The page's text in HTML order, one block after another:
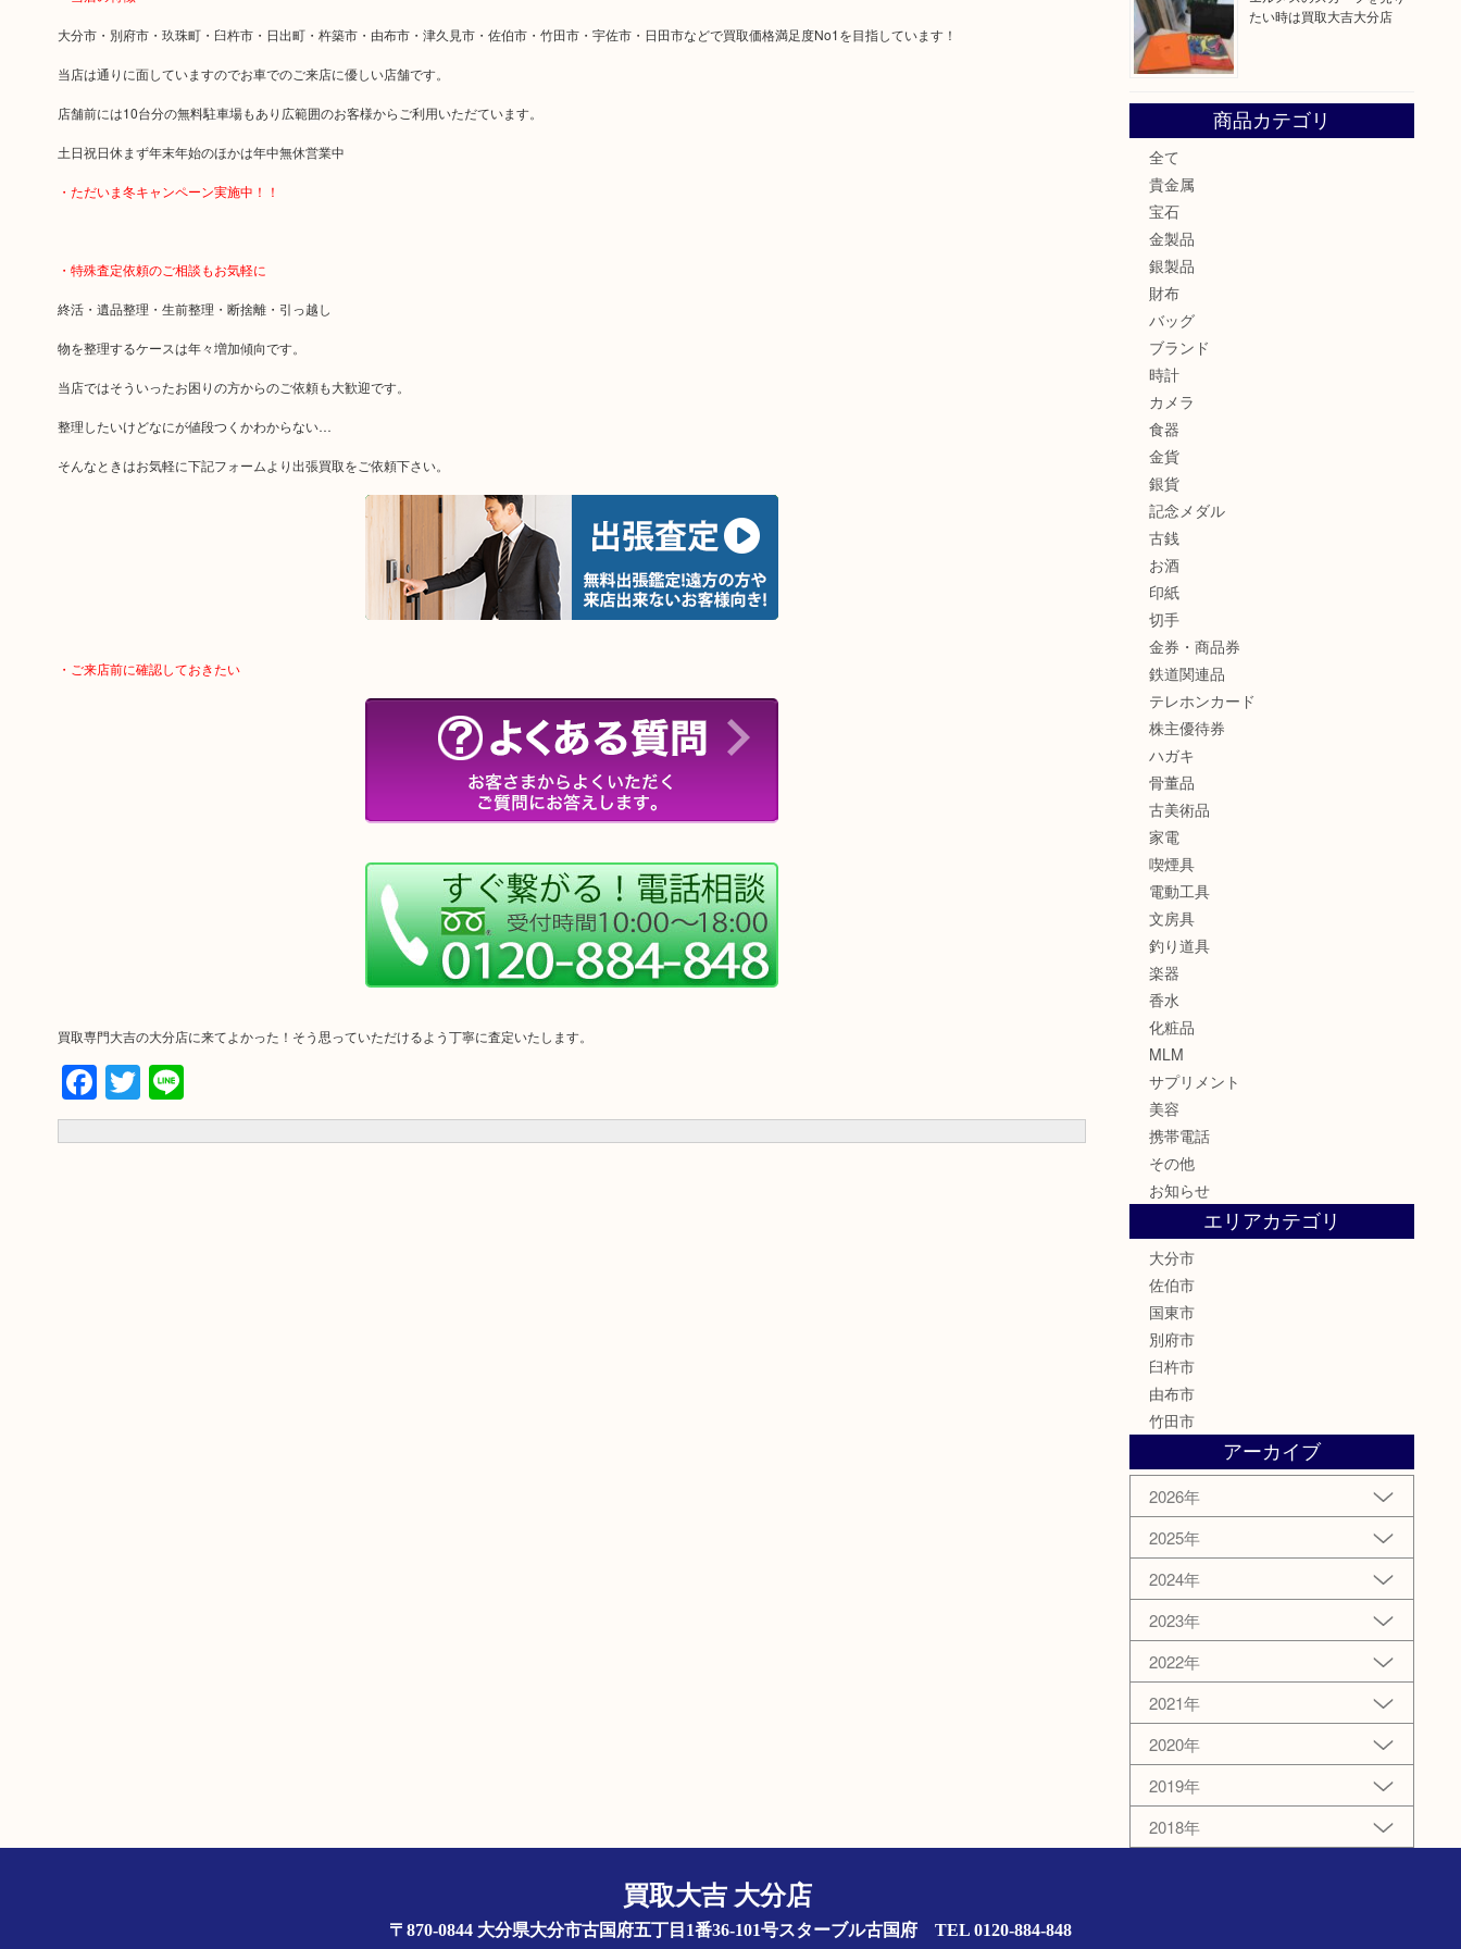
大分市・別府市・玖珠町・臼杵市・日出町・杵築市・由布市・津久見市・佐伯市・竹田市・宇佐市・日田市などで買取価格満足度No1を目指しています！
当店は通りに面していますのでお車でのご来店に優しい店舗です。
店舗前には10台分の無料駐車場もあり広範囲のお客様からご利用いただています。
土日祝日休まず年末年始のほかは年中無休営業中
・ただいま冬キャンペーン実施中！！
・特殊査定依頼のご相談もお気軽に
終活・遺品整理・生前整理・断捨離・引っ越し
物を整理するケースは年々増加傾向です。
当店ではそういったお困りの方からのご依頼も大歓迎です。
整理したいけどなにが値段つくかわからない…
そんなときはお気軽に下記フォームより出張買取をご依頼下さい。
・ご来店前に確認しておきたい
買取専門大吉の大分店に来てよかった！そう思っていただけるよう丁寧に査定いたします。
Facebook
Twitter
Line
たい時は買取大吉大分店
商品カテゴリ
全て
貴金属
宝石
金製品
銀製品
財布
バッグ
ブランド
時計
カメラ
食器
金貨
銀貨
記念メダル
古銭
お酒
印紙
切手
金券・商品券
鉄道関連品
テレホンカード
株主優待券
ハガキ
骨董品
古美術品
家電
喫煙具
電動工具
文房具
釣り道具
楽器
香水
化粧品
MLM
サプリメント
美容
携帯電話
その他
お知らせ
エリアカテゴリ
大分市
佐伯市
国東市
別府市
臼杵市
由布市
竹田市
アーカイブ
2026年
2025年
2024年
2023年
2022年
2021年
2020年
2019年
2018年
買取大吉 大分店
〒870-0844 大分県大分市古国府五丁目1番36-101号スターブル古国府 TEL 0120-884-848